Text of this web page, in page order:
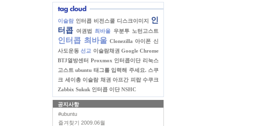
이슬람 인터콥 비전스쿨 디스크이미지 인
터콥 여권법 최바울 우분투 노턴고스트
인터콥 최바울 Clonezilla 아이폰 신
사도운동 선교 이슬람채권 Google Chrome
BTJ열방센터 Proxmox 인터콥이단 리눅스
고스트 ubuntu 태그를 입력해 주세요. 스쿠
크 세이총 이슬람 채권 아프간 피랍 수쿠크
Zabbix Sukuk 인터콥 이단 NSHC
공지사항
#ubuntu
즐겨찾기 2009.06월